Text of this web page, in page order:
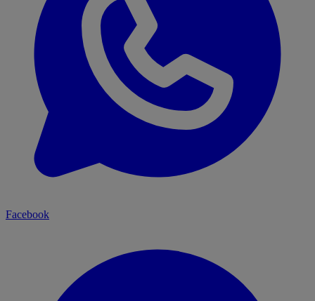
Facebook